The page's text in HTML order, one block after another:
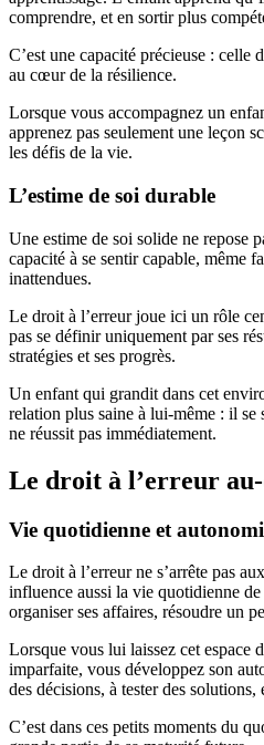
comprendre, et en sortir plus
C’est une capacité précieuse : celle
au cœur de la résilience.
Lorsque vous accompagnez un
apprenez pas seulement une leçon
les défis de la vie.
L’estime de soi durable
Une estime de soi solide ne repose
capacité à se sentir capable, même
inattendues.
Le droit à l’erreur joue ici un rôle
pas se définir uniquement par ses
stratégies et ses progrès.
Un enfant qui grandit dans cet
relation plus saine à lui-même : il se
ne réussit pas immédiatement.
Le droit à l’erreur au-
Vie quotidienne et
Le droit à l’erreur ne s’arrête pas
influence aussi la vie quotidienne de
organiser ses affaires, résoudre un
Lorsque vous lui laissez cet espace
imparfaite, vous développez son
des décisions, à tester des solutions,
C’est dans ces petits moments du